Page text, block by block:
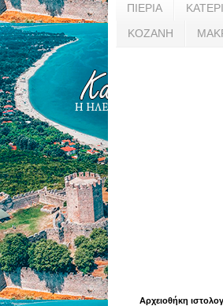
ΠΙΕΡΙΑ
ΚΟΖΑΝΗ
Αρχειοθήκη